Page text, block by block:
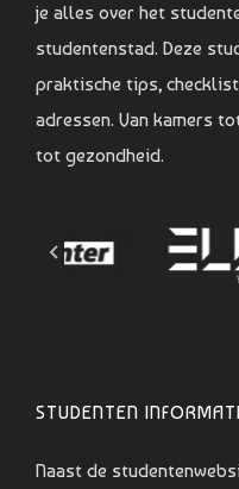
je alles over het
studentenstad. Deze
praktische tips,
adressen. Van kamers
tot gezondheid.
STUDENTEN
Naast de